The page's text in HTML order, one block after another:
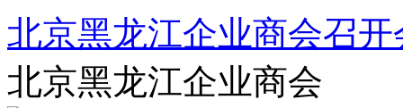
北京黑龙江企业商会召
北京黑龙江企业商会